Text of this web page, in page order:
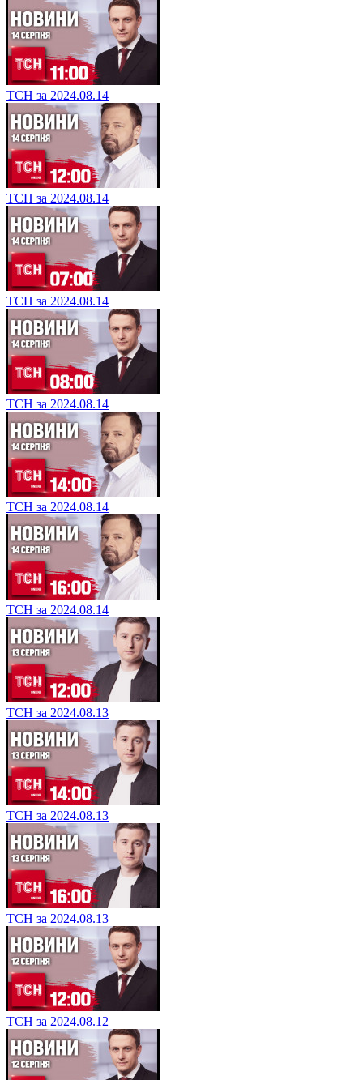
ТСН за 2024.08.14
ТСН за 2024.08.14
ТСН за 2024.08.14
ТСН за 2024.08.14
ТСН за 2024.08.14
ТСН за 2024.08.14
ТСН за 2024.08.13
ТСН за 2024.08.13
ТСН за 2024.08.13
ТСН за 2024.08.12